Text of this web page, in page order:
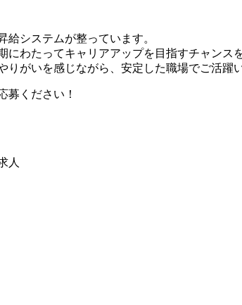
システムが整っています。
わたってキャリアアップを目指すチャンス
がいを感じながら、安定した職場でご活躍
募ください！
人